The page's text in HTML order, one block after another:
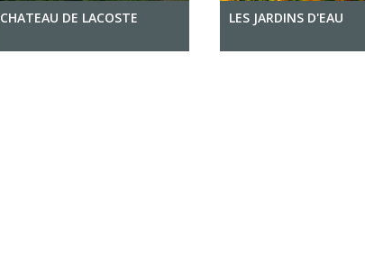
CHATEAU DE LACOSTE LES JARDINS D'EAU